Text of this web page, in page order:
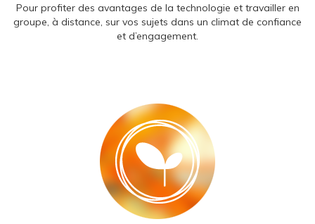
Pour profiter des avantages de la technologie et travailler en
groupe, à distance, sur vos sujets dans un climat de confiance
et d’engagement.